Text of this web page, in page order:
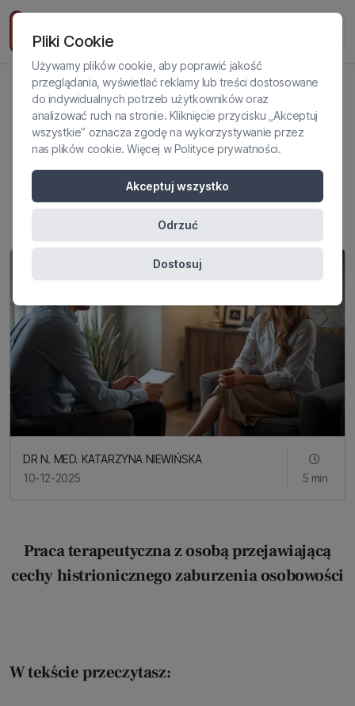
Jak pracować z pacjentką
przejawiającą cechy
histrionicznego zaburzenia
osobowości?
DR N. MED. KATARZYNA NIEWIŃSKA
10-12-2025
5 min
Praca terapeutyczna z osobą przejawiającą
cechy histrionicznego zaburzenia osobowości
W tekście przeczytasz:
Pliki Cookie
Używamy plików cookie, aby poprawić jakość
przeglądania, wyświetlać reklamy lub treści dostosowane
do indywidualnych potrzeb użytkowników oraz
analizować ruch na stronie. Kliknięcie przycisku „Akceptuj
wszystkie” oznacza zgodę na wykorzystywanie przez
nas plików cookie. Więcej wPolityce prywatności.
Akceptuj wszystko
Odrzuć
Dostosuj